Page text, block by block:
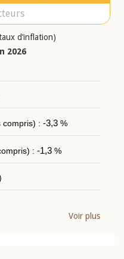
d’inflation)
2026
compris) : -3,3%
: -1,3%
Voir plus